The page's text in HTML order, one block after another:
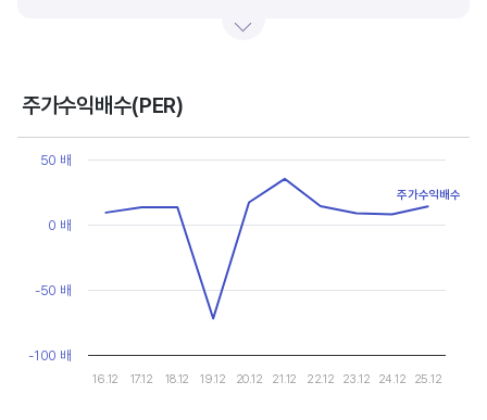
투자활동 현금흐름은 기업의 기계 및 공장증설이나 금융자산 거래에서 발생하는
재무활동 현금흐름은 증자, 차입, 배당을 통해 발생하는 현금유출입을 뜻합니다.
영업활동으로 충분한 현금을 벌고 있는 기업은 금융기관의 차입금을 갚고, 배당을 지급하는
등 현금이 유출되기 때문에 마이너스(-)를 기록합니다.
현금흐름 플러스(+), 투자활동 현금흐름 마이너스(-), 재무활동 현금흐름이 마이너스(-)가
가장 좋습니다.
주가수익배수(PER)
Chart
Line chart with 10 data points.
The chart has 1 X axis displaying categories.
The chart has 1 Y axis displaying values. Data ranges from -
16.12 17.12 18.12 19.12 20.12 21.12 22.12 23.12 24.12 25.12
-100 배
-50 배
0 배
50 배
주가수익배수